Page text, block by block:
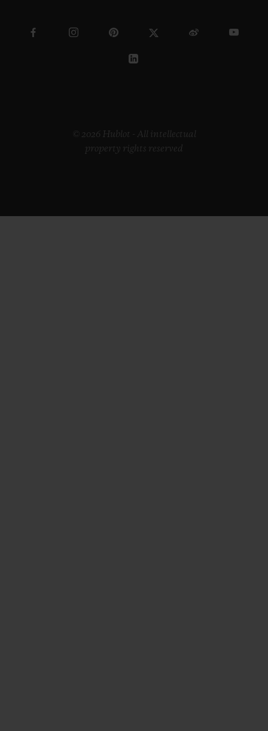
© 2026 Hublot - All intellectual
property rights reserved